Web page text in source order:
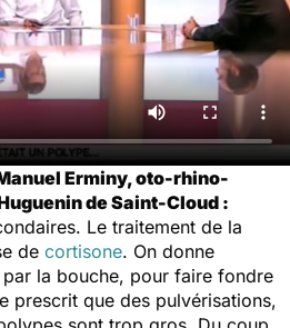
Erminy, oto-rhino-
de Saint-Cloud :
Le traitement de la
de cortisone. On donne
la bouche, pour faire fondre
prescrit que des pulvérisations,